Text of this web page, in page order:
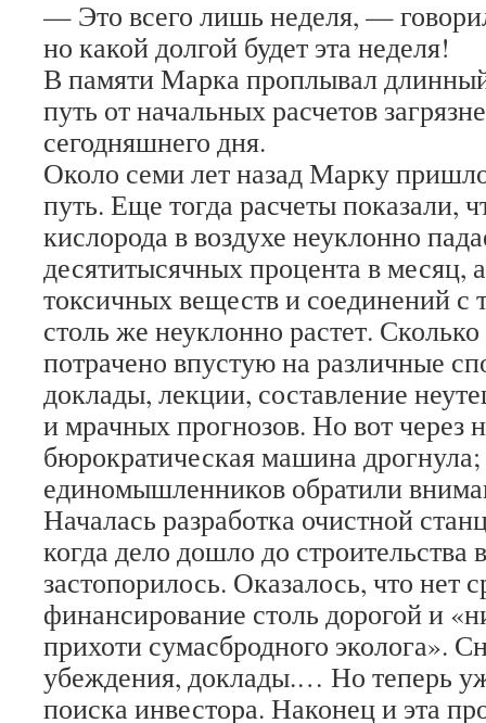
— Это всего лишь неделя, —
но какой долгой будет эта неделя!
В памяти Марка проплывал
путь от начальных расчетов
сегодняшнего дня.
Около семи лет назад Марку
путь. Еще тогда расчеты показали,
кислорода в воздухе неуклонно
десятитысячных процента в месяц,
токсичных веществ и соединений
столь же неуклонно растет.
потрачено впустую на различные
доклады, лекции, составление
и мрачных прогнозов. Но вот через
бюрократическая машина
единомышленников обратили
Началась разработка очистной
когда дело дошло до строительства
застопорилось. Оказалось, что нет
финансирование столь дорогой и
прихоти сумасбродного эколога».
убеждения, доклады.… Но теперь
поиска инвестора. Наконец и эта